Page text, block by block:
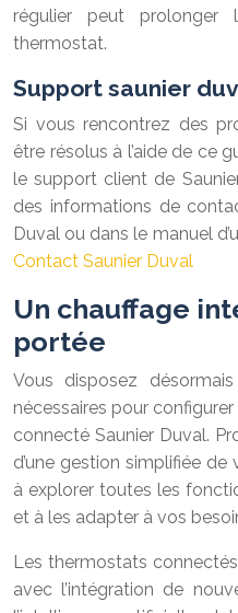
régulier peut
thermostat.
Support saunier
Si vous rencontrez des
être résolus à l’aide de ce
le support client de
des informations de
Duval ou dans le manuel
Contact Saunier Duval
Un chauffage
portée
Vous disposez
nécessaires pour
connecté Saunier Duval.
d’une gestion simplifiée de
à explorer toutes les
et à les adapter à vos
Les thermostats
avec l’intégration de